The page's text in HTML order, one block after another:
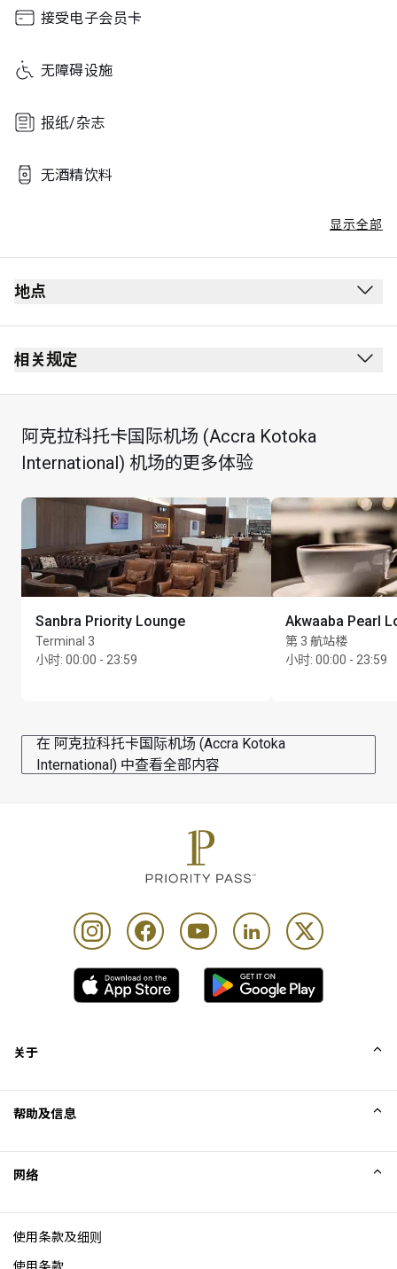
Friday
Sunday
接受电子会员卡
无障碍设施
报纸/杂志
无酒精饮料
显示全部
地点
相关规定
最长逗留时间：3 小时
阿克拉科托卡国际机场 (Accra Kotoka
International) 机场的更多体验
Sanbra Priority Lounge
Terminal 3
小时: 00:00 - 23:59
Akwaaba Pearl
第 3 航站楼
小时: 00:00 - 23:59
在 阿克拉科托卡国际机场 (Accra Kotoka
International) 中查看全部内容
关于
Excellence Awards
博客
帮助及信息
网络
使用条款及细则